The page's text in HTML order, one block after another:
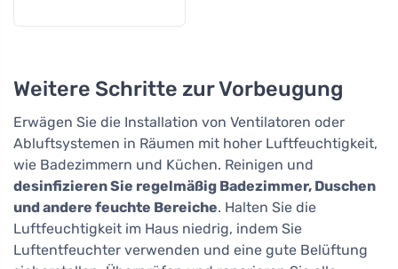
Weitere Schritte zur Vorbeugung
Erwägen Sie die Installation von Ventilatoren oder
Abluftsystemen in Räumen mit hoher Luftfeuchtigkeit,
wie Badezimmern und Küchen. Reinigen und
desinfizieren Sie regelmäßig Badezimmer, Duschen
und andere feuchte Bereiche. Halten Sie die
Luftfeuchtigkeit im Haus niedrig, indem Sie
Luftentfeuchter verwenden und eine gute Belüftung